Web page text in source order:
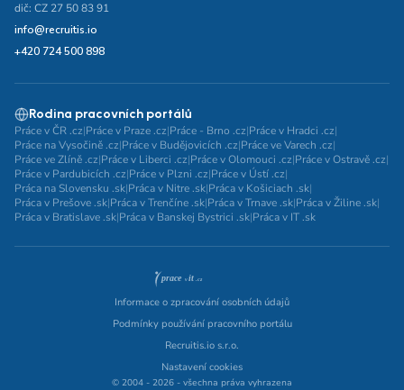
dič: CZ 27 50 83 91
info@recruitis.io
+420 724 500 898
Rodina pracovních portálů
Práce v ČR .cz|Práce v Praze .cz|Práce - Brno .cz|Práce v Hradci .cz|
Práce na Vysočině .cz|Práce v Budějovicích .cz|Práce ve Varech .cz|
Práce ve Zlíně .cz|Práce v Liberci .cz|Práce v Olomouci .cz|Práce v Ostravě .cz|
Práce v Pardubicích .cz|Práce v Plzni .cz|Práce v Ústí .cz|
Práca na Slovensku .sk|Práca v Nitre .sk|Práca v Košiciach .sk|
Práca v Prešove .sk|Práca v Trenčíne .sk|Práca v Trnave .sk|Práca v Žiline .sk|
Práca v Bratislave .sk|Práca v Banskej Bystrici .sk|Práca v IT .sk
Informace o zpracování osobních údajů
Podmínky používání pracovního portálu
Recruitis.io s.r.o.
Nastavení cookies
© 2004 - 2026 - všechna práva vyhrazena